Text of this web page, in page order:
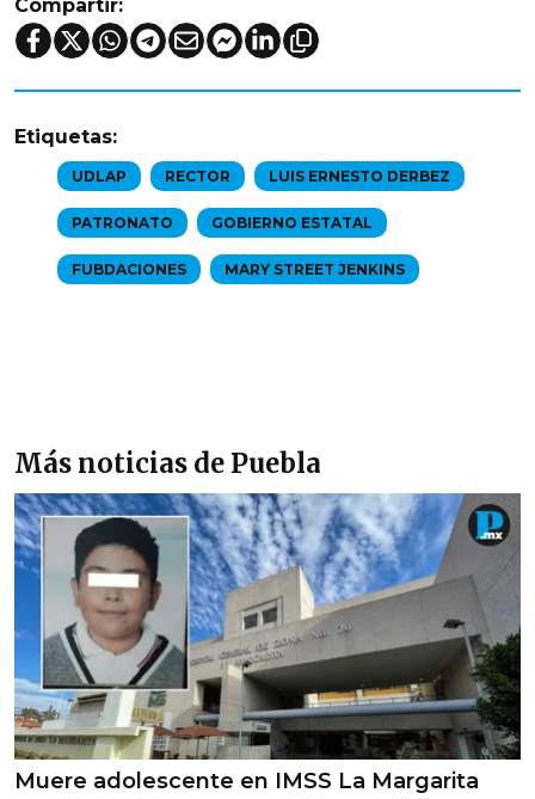
Compartir:
Etiquetas:
UDLAP RECTOR LUIS ERNESTO DERBEZ
PATRONATO GOBIERNO ESTATAL
FUBDACIONES MARY STREET JENKINS
Más noticias de Puebla
Muere adolescente en IMSS La Margarita